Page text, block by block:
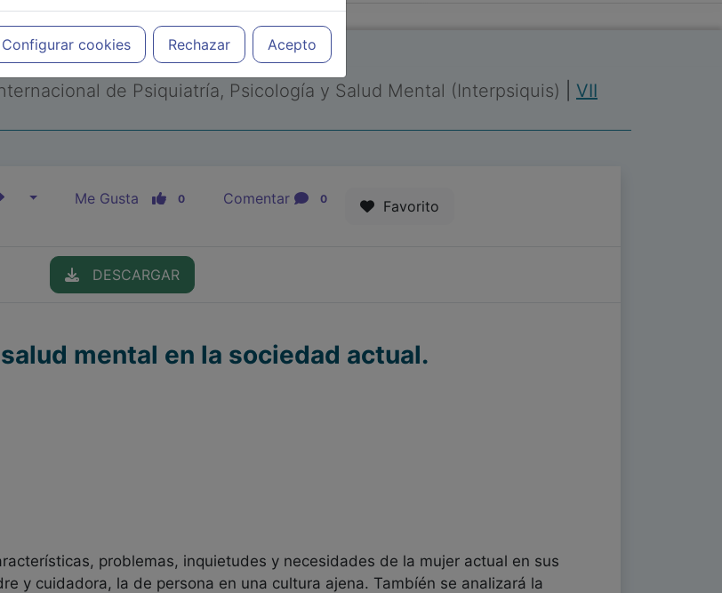
y decidir, en cada caso concreto, el tratamiento más
necesidades del paciente.
Configurar cookies Rechazar Acepto
de Psiquiatría, Psicología y Salud Mental (Interpsiquis)
VII
Me Gusta 0 Comentar 0 Favorito
DESCARGAR
mental en la sociedad actual.
problemas, inquietudes y necesidades de la mujer actual en sus
y cuidadora, la de persona en una cultura ajena. Tambíén se analizará la